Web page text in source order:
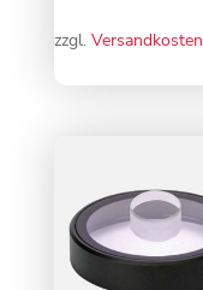
zzgl. Versandkosten